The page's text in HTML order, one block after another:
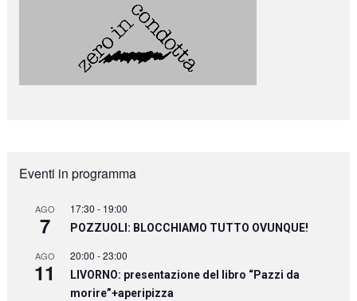
Eventi in programma
AGO
7
17:30 - 19:00
POZZUOLI: BLOCCHIAMO TUTTO OVUNQUE!
AGO
11
20:00 -23:00
LIVORNO: presentazione del libro “Pazzi da
morire”+aperipizza